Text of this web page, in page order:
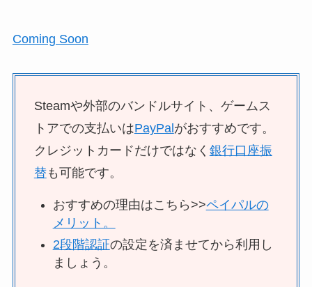
Coming Soon
Steamや外部のバンドルサイト、ゲームス
トアでの支払いはPayPalがおすすめです。
クレジットカードだけではなく 銀行口座振
替も可能です。
おすすめの理由はこちら>>ペイパルの
メリット。
2段階認証の設定を済ませてから利用し
ましょう。